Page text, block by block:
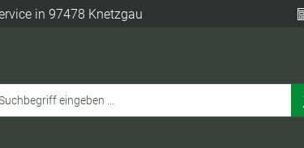
in 97478 Knetzgau